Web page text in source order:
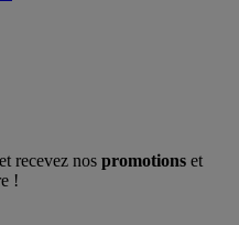
et recevez nos promotions et
!